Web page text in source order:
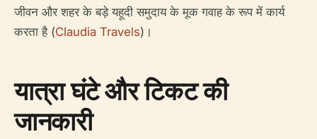
जीवन और शहर के बड़े यहूदी समुदाय के मूक गवाह के रूप में कार्य
करता है (Claudia Travels)।
यात्रा घंटे और टिकट की
जानकारी